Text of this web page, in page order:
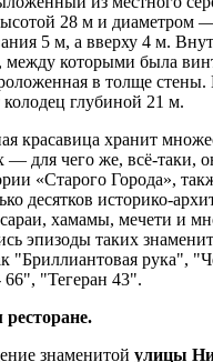
28 м и диаметром
5 м, а вверху 4 м.
между которыми была
в толще стены.
глубиной 21 м.
красавица хранит
— для чего же, всё-таки,
«Старого Города»,
десятков историко-
хамамы, мечети и
эпизоды таких
"Бриллиантовая рука",
"Тегеран 43".
знаменитой улицы